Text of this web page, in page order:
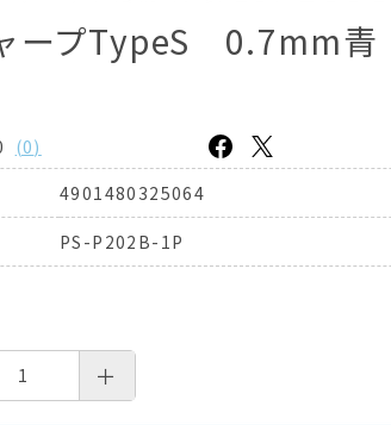
ープTypeS 0.7mm青
(0)
4901480325064
PS-P202B-1P
＋